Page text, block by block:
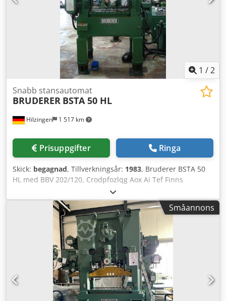
1 /2
Hilzingen 1 517 km
Snabb stansautomat
BRUDERER BSTA 50 HL
Prisuppgifter Ringa
Skick: begagnad, Tillverkningsår: 1983, Bruderer BSTA 50
HL med BBV 202/120, Crodpfozlqg Aox Ai Tef Finns
tillgänglig, leveranstid enligt förfrågan. CE-märkning
möjlig. Kontakta oss!
Småannons